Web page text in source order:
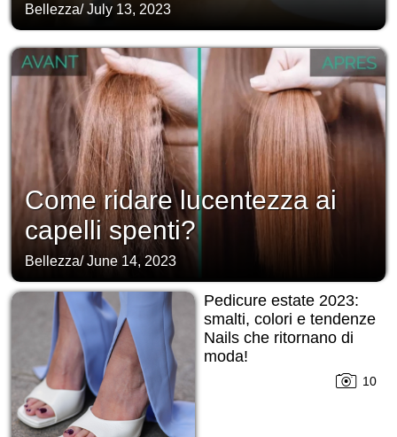
Bellezza/July 13, 2023
Come ridare lucentezza ai
capelli spenti?
Bellezza/June 14, 2023
Pedicure estate 2023:
smalti, colori e tendenze
Nails che ritornano di
moda!
10